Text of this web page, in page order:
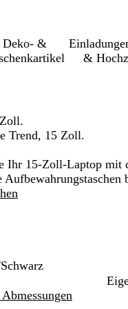
Deko- &
&
Trend, 15 Zoll.
Ihr 15-Zoll-Laptop mit